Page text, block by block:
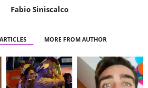
Fabio Siniscalco
MORE FROM AUTHOR